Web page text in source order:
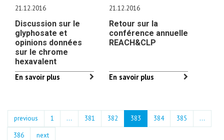
21.12.2016
Discussion sur le
glyphosate et
opinions données
sur le chrome
hexavalent
En savoir plus
21.12.2016
Retour sur la
conférence annuelle
REACH&CLP
En savoir plus
previous 1 ... 381 382 383 384 385
…
386
next